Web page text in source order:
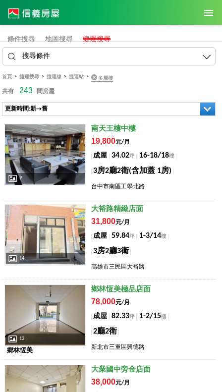
條件搜尋 地圖搜尋 捷運搜尋
搜尋條件
首頁 > 捷運搜尋 > 捷運線 > 捷運站 > 多層樓
共有 243 間房屋
更新時間:新→舊
店長推薦
9
南天王樓中樓
19,800元/月
成屋 34.02坪 16-18/18樓
3房2廳2衛(含加蓋 1房)
台中市南區工學北路
14
大裕路精緻店面
31,800元/月
成屋 59.84坪 1-3/14樓
3房2廳3衛
高雄市三民區大裕路
13
鄉林恆美
鄉林恆美極品店面
78,000元/月
成屋 82.33坪 1-2/15樓
2廳2衛
新北市三重區興德路
大業國中旁金店面
38,000元/月